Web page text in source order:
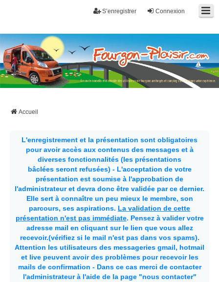
Connexion
S’enregistrer
Fourgon-plaisir.com
Forum de conseils et d'entraide des utilisateurs de fourgons, fourgons
aménagés, vans et de camping-car. Partagez votre expérience.
Accueil
L'enregistrement et la présentation sont obligatoires
pour avoir accès aux contenus des messages et à
diverses fonctionnalités (les présentations
bâclées seront refusées) - L'acceptation de votre
présentation est soumise à l'approbation de
l'administrateur et devra donc être validée par ce dernier.
Elle sert à connaître un peu mieux le membre, son
parcours, ses aspirations. La validation de cette
présentation n'est pas immédiate. Pensez à valider votre
adresse mail en cliquant sur le lien que vous allez
recevoir.(vérifiez si le mail n'est pas dans vos spams).
Attention les utilisateurs des messageries gmail, hotmail
et live peuvent avoir des problèmes pour recevoir les
mails de confirmation - Dans ce cas merci de contacter
l'administrateur à l'aide de la page "nous contacter"